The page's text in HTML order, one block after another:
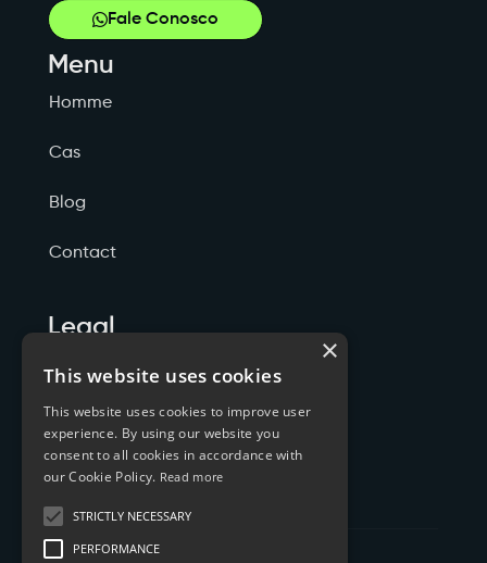
Fale Conosco
Menu
Homme
Cas
Blog
Contact
Legal
Politicas de Privacidade
Termos de Serviço
Cookies
×
This website uses cookies
This website uses cookies to improve user
experience. By using our website you
consent to all cookies in accordance with
our Cookie Policy. Read more
STRICTLY NECESSARY
PERFORMANCE